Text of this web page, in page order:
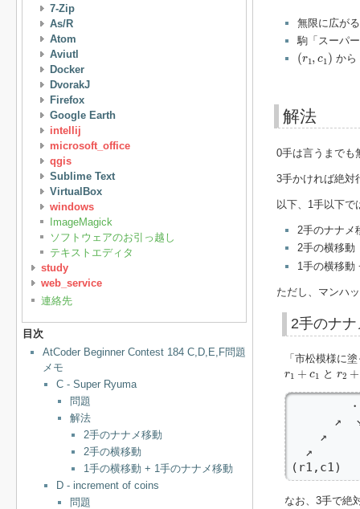
7-Zip
As/R
Atom
Aviutl
Docker
DvorakJ
Firefox
Google Earth
intellij
microsoft_office
qgis
Sublime Text
VirtualBox
windows
ImageMagick
ソフトウェアのお引っ越し
テキストエディタ
study
web_service
連絡先
目次
AtCoder Beginner Contest 184 C,D,E,F問題
メモ
C - Super Ryuma
問題
解法
2手のナナメ移動
2手の横移動
1手の横移動 + 1手のナナメ移動
D - increment of coins
問題
無限に広が
駒「スーパ
(r1, c1)
(r ) から
解法
0手は言うまでも
3手かければ絶対
以下、1手以下
2手のナナメ
2手の横移動
1手の横移動
ただし、マンハ
2手のナ
「市松模様に
r1 + c1
r1 +c 1 と r2 +
r2 +c
        ・
↗
↗
↗
(r1,c1)
なお、3手で絶